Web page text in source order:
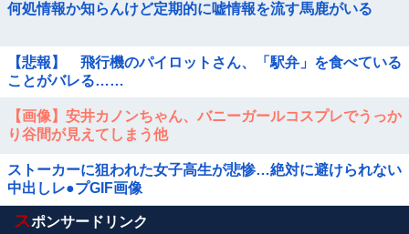
何処情報か知らんけど定期的に嘘情報を流す馬鹿がいる
【悲報】 飛行機のパイロットさん、「駅弁」を食べている
ことがバレる……
【画像】安井カノンちゃん、バニーガールコスプレでうっか
り谷間が見えてしまう他
ストーカーに狙われた女子高生が悲惨…絶対に避けられない
中出しレ●プGIF画像
Powered by livedoor 相互RSS
スポンサードリンク